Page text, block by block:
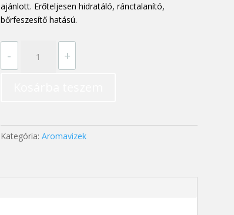
ajánlott. Erőteljesen hidratáló, ránctalanító,
bőrfeszesítő hatású.
-
rózsa
ml
mennyiség
+
Kategória: Aromavizek